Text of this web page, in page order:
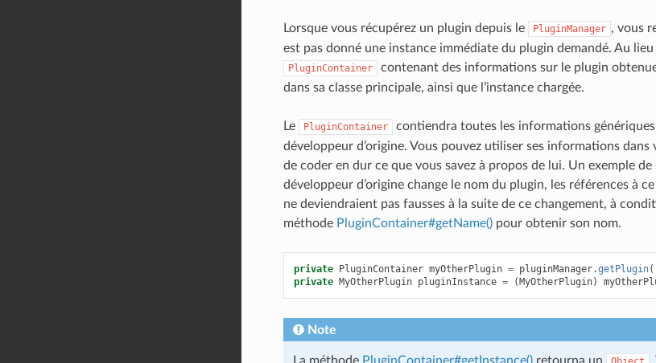
Lorsque vous récupérez un plugin depuis le PluginManager , vous
est pas donné une instance immédiate du plugin demandé. Au
PluginContainer contenant des informations sur le plugin
dans sa classe principale, ainsi que l’instance chargée.
Le PluginContainer
contiendra toutes les informations
développeur d’origine. Vous pouvez utiliser ses informations
de coder en dur ce que vous savez à propos de lui. Un exemple
développeur d’origine change le nom du plugin, les références à
ne deviendraient pas fausses à la suite de ce changement, à
méthode PluginContainer#getName()pour obtenir son nom.
private PluginContainer myOtherPlugin = pluginManager.getPlugin(
private MyOtherPlugin pluginInstance = (MyOtherPlugin)
Note